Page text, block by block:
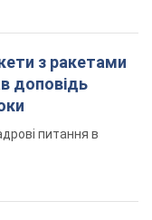
з ракетами
доповідь
питання в